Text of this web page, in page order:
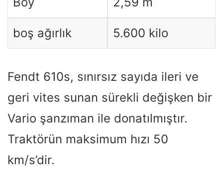
boş ağırlık 5.600 kilo
Fendt 610s, sınırsız sayıda ileri ve
geri vites sunan sürekli değişken bir
Vario şanzıman ile donatılmıştır.
Traktörün maksimum hızı 50
km/s’dir.